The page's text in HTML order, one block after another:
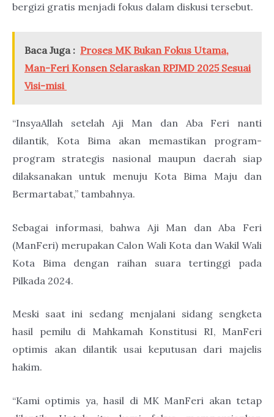
bergizi gratis menjadi fokus dalam diskusi tersebut.
Baca Juga : Proses MK Bukan Fokus Utama,
Man-Feri Konsen Selaraskan RPJMD 2025 Sesuai
Visi-misi
“InsyaAllah setelah Aji Man dan Aba Feri nanti
dilantik, Kota Bima akan memastikan program-
program strategis nasional maupun daerah siap
dilaksanakan untuk menuju Kota Bima Maju dan
Bermartabat,” tambahnya.
Sebagai informasi, bahwa Aji Man dan Aba Feri
(ManFeri) merupakan Calon Wali Kota dan Wakil Wali
Kota Bima dengan raihan suara tertinggi pada
Pilkada 2024.
Meski saat ini sedang menjalani sidang sengketa
hasil pemilu di Mahkamah Konstitusi RI, ManFeri
optimis akan dilantik usai keputusan dari majelis
hakim.
“Kami optimis ya, hasil di MK ManFeri akan tetap